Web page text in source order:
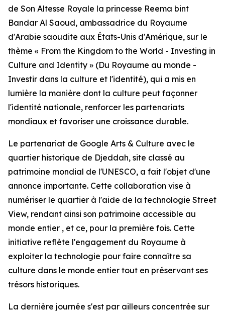
de Son Altesse Royale la princesse Reema bint
Bandar Al Saoud, ambassadrice du Royaume
d'Arabie saoudite aux États-Unis d'Amérique, sur le
thème « From the Kingdom to the World - Investing in
Culture and Identity » (Du Royaume au monde -
Investir dans la culture et l'identité), qui a mis en
lumière la manière dont la culture peut façonner
l'identité nationale, renforcer les partenariats
mondiaux et favoriser une croissance durable.
Le partenariat de Google Arts & Culture avec le
quartier historique de Djeddah, site classé au
patrimoine mondial de l'UNESCO, a fait l'objet d'une
annonce importante. Cette collaboration vise à
numériser le quartier à l'aide de la technologie Street
View, rendant ainsi son patrimoine accessible au
monde entier , et ce, pour la première fois. Cette
initiative reflète l'engagement du Royaume à
exploiter la technologie pour faire connaître sa
culture dans le monde entier tout en préservant ses
trésors historiques.
La dernière journée s'est par ailleurs concentrée sur